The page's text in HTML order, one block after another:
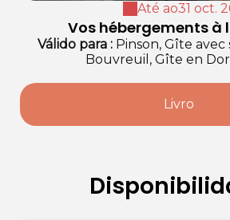
Até ao31 oct.
Vos hébergements à
Válido para : Pinson, Gîte
Bouvreuil, Gîte en
Livro